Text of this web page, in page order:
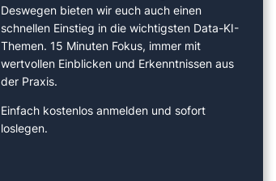
Deswegen bieten wir euch auch einen
schnellen Einstieg in die wichtigsten Data-KI-
Themen. 15 Minuten Fokus, immer mit
wertvollen Einblicken und Erkenntnissen aus
der Praxis.
Einfach kostenlos anmelden und sofort
loslegen.